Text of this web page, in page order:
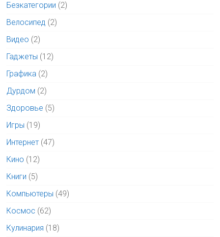
Безкатегории (2)
Велосипед (2)
Видео (2)
Гаджеты (12)
Графика (2)
Дурдом (2)
Здоровье (5)
Игры (19)
Интернет (47)
Кино (12)
Книги (5)
Компьютеры (49)
Космос (62)
Кулинария (18)